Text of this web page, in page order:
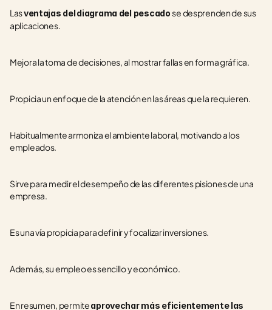
Las ventajas deldiagrama del pescado se desprenden de sus
aplicaciones.
Mejora la toma de decisiones, al mostrar fallas en forma gráfica.
Propicia un enfoque de la atención en las áreas que la requieren.
Habitualmente armoniza el ambiente laboral, motivando a los
empleados.
Sirve para medir el desempeño de las diferentes pisiones de una
empresa.
Es una vía propicia para definir y focalizar inversiones.
Además, su empleo es sencillo y económico.
En resumen, permite aprovechar más eficientemente las